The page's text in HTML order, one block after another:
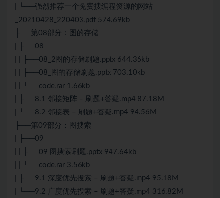
| └──强烈推荐一个免费搜编程资源的网站
_20210428_220403.pdf 574.69kb
├──第08部分：图的存储
| ├──08
| | ├──08_2图的存储刷题.pptx 644.36kb
| | ├──08_图的存储刷题.pptx 703.10kb
| | └──code.rar 1.66kb
| ├──8.1 邻接矩阵 – 刷题+答疑.mp4 87.18M
| └──8.2 邻接表 – 刷题+答疑.mp4 94.56M
├──第09部分：图搜索
| ├──09
| | ├──09 图搜索刷题.pptx 947.64kb
| | └──code.rar 3.56kb
| ├──9.1 深度优先搜索 – 刷题+答疑.mp4 95.18M
| └──9.2 广度优先搜索 – 刷题+答疑.mp4 316.82M